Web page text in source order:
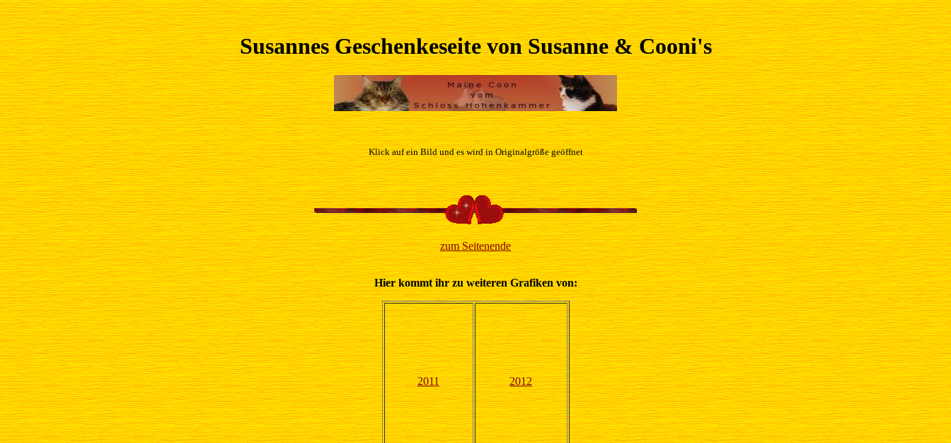
Susannes Geschenkeseite von Susanne & Cooni's
Klick auf ein Bild und es wird in Originalgröße geöffnet
zum Seitenende
Hier kommt ihr zu weiteren Grafiken von:
2011 2012